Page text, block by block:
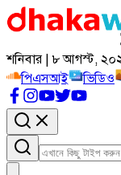
শনিবার | ৮ আগস্ট,
পিএসআই
ভিডিও